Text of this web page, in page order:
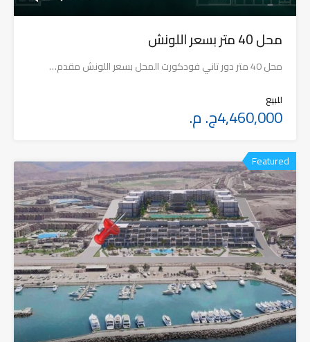
محل 40 متر بسعر اللونش
محل 40 متر دور تاني فودكورت المحل بسعر اللونش مقدم…
للبيع
4,460,000ج. م.
Featured